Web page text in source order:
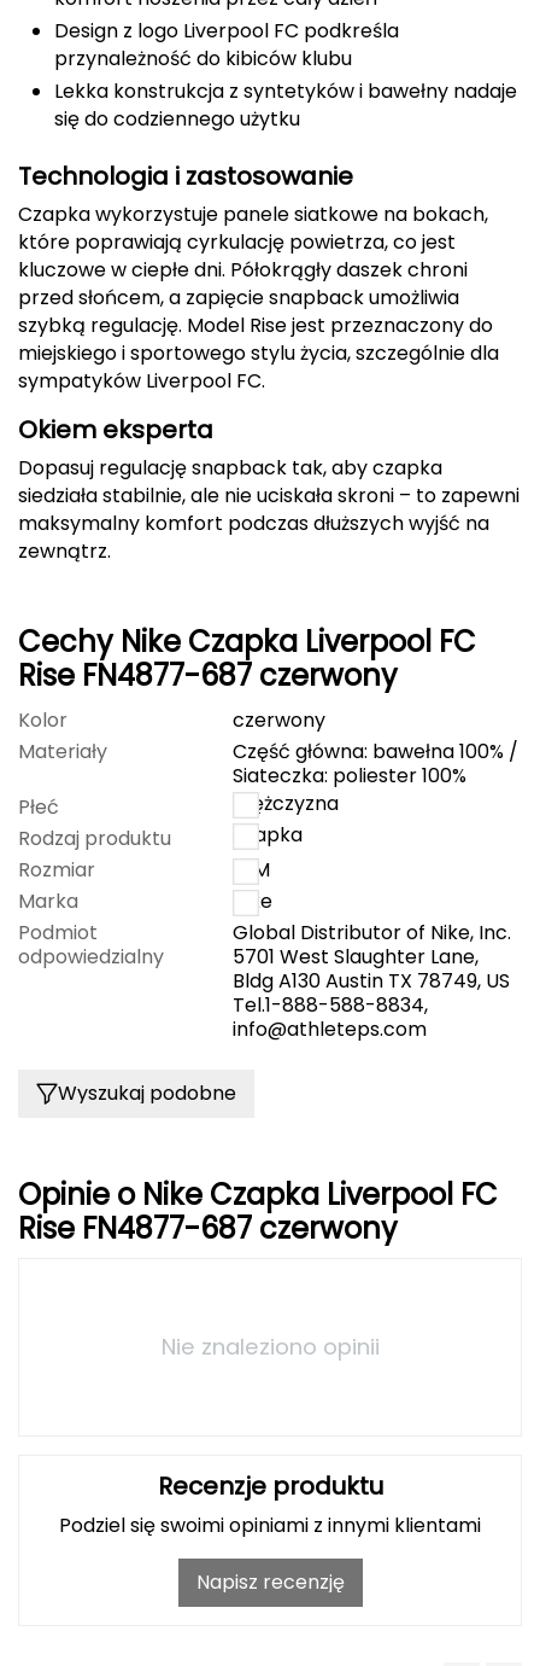
CMP
Cassin
Coleman
Columbia
Comodo
D
DUNLOP
Darn Tough
Dolomite
E
ENERO
ENERO CAMP
ENERO PRO
Elmer by Swany
Fjord Nansen
G
Design z logo Liverpool FC podkreśla
przynależność do kibiców klubu
Lekka konstrukcja z syntetyków i bawełny nadaje
się do codziennego użytku
Technologia i zastosowanie
Czapka wykorzystuje panele siatkowe na bokach,
które poprawiają cyrkulację powietrza, co jest
kluczowe w ciepłe dni. Półokrągły daszek chroni
przed słońcem, a zapięcie snapback umożliwia
szybką regulację. Model Rise jest przeznaczony do
miejskiego i sportowego stylu życia, szczególnie dla
sympatyków Liverpool FC.
Okiem eksperta
Dopasuj regulację snapback tak, aby czapka
siedziała stabilnie, ale nie uciskała skroni – to zapewni
maksymalny komfort podczas dłuższych wyjść na
zewnątrz.
Cechy Nike Czapka Liverpool FC
Rise FN4877-687 czerwony
Kolor
czerwony
Materiały
Część główna: bawełna 100% /
Siateczka: poliester 100%
Płeć
mężczyzna
Rodzaj produktu
czapka
Rozmiar
S/M
Marka
Nike
Podmiot
odpowiedzialny
Global Distributor of Nike, Inc.
5701 West Slaughter Lane,
Bldg A130 Austin TX 78749, US
Tel.1-888-588-8834,
info@athleteps.com
Wyszukaj podobne
Opinie o Nike Czapka Liverpool FC
Rise FN4877-687 czerwony
Nie znaleziono opinii
Recenzje produktu
Podziel się swoimi opiniami z innymi klientami
Napisz recenzję